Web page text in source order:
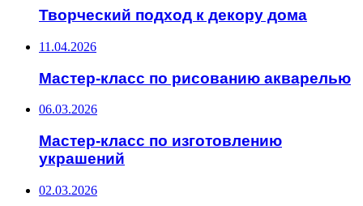
Творческий подход к декору дома
11.04.2026
Мастер-класс по рисованию акварелью
06.03.2026
Мастер-класс по изготовлению
украшений
02.03.2026